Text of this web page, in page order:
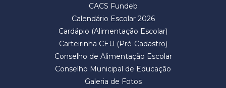
CACS Fundeb
Calendário Escolar 2026
Cardápio (Alimentação Escolar)
Carteirinha CEU (Pré-Cadastro)
Conselho de Alimentação Escolar
Conselho Municipal de Educação
Galeria de Fotos